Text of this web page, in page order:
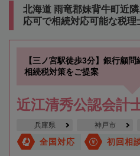
北海道 雨竜郡妹背牛町近
応可で相続対応可能な税理
【三ノ宮駅徒歩3分】銀行顧
相続税対策をご提案
近江清秀公認会計
兵庫県 神戸市
全国対応 初回相